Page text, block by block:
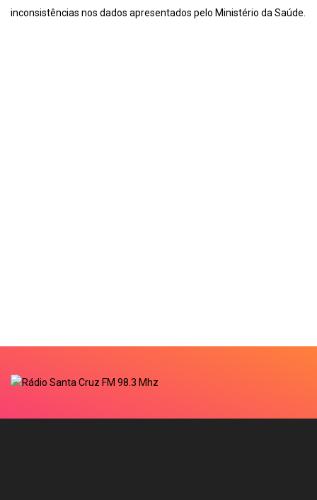
inconsistências nos dados apresentados pelo Ministério da Saúde.